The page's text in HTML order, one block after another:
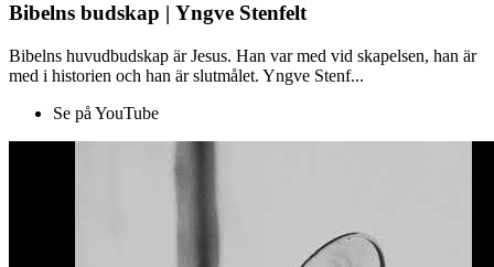
Bibelns budskap | Yngve Stenfelt
Bibelns huvudbudskap är Jesus. Han var med vid skapelsen, han är
med i historien och han är slutmålet. Yngve Stenf...
Se på YouTube